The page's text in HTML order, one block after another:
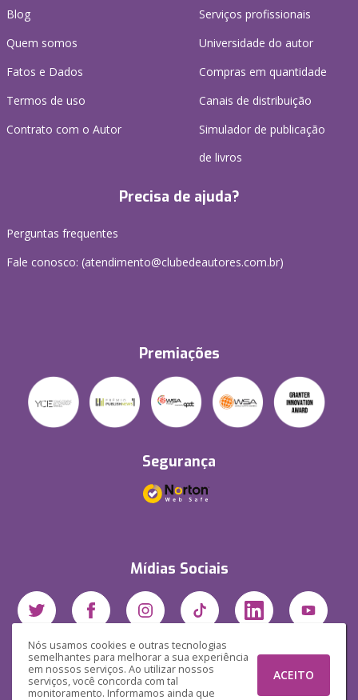
Nós usamos cookies e outras tecnologias
semelhantes para melhorar a sua experiência
em nossos serviços. Ao utilizar nossos
serviços, você concorda com tal
monitoramento. Informamos ainda que
ACEITO
Blog
Quem somos
Fatos e Dados
Termos de uso
Contrato com o Autor
Serviços profissionais
Universidade do autor
Compras em quantidade
Canais de distribuição
Simulador de publicação
de livros
Precisa de ajuda?
Perguntas frequentes
Fale conosco: (atendimento@clubedeautores.com.br)
Premiações
Segurança
Mídias Sociais